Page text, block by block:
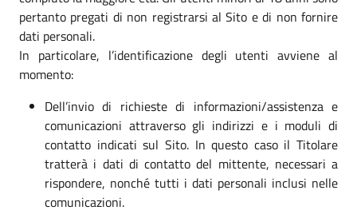
pertanto pregati di non registrarsi al Sito e di non fornire
dati personali.
In particolare, l’identificazione degli utenti avviene al
momento:
Dell’invio di richieste di informazioni/assistenza e
comunicazioni attraverso gli indirizzi e i moduli di
contatto indicati sul Sito. In questo caso il Titolare
tratterà i dati di contatto del mittente, necessari a
rispondere, nonché tutti i dati personali inclusi nelle
comunicazioni.